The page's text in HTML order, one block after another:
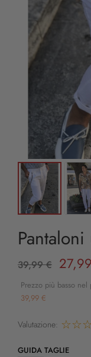
39,99 €
Prezzo più basso
39,99 €
Valutazione:
GUIDA TAGLIE